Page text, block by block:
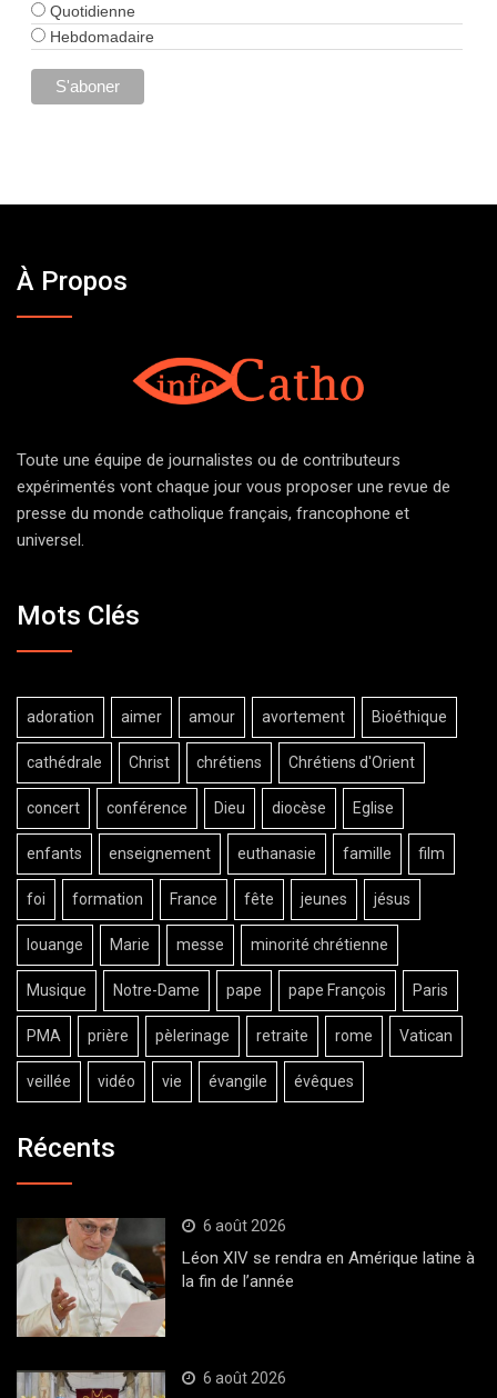
Quotidienne
Hebdomadaire
À Propos
Toute une équipe de journalistes ou de contributeurs
expérimentés vont chaque jour vous proposer une revue de
presse du monde catholique français, francophone et
universel.
Mots Clés
adoration aimer amour avortement Bioéthique
cathédrale Christ chrétiens Chrétiens d'Orient
concert conférence Dieu diocèse Eglise
enfants enseignement euthanasie famille film
foi formation France fête jeunes jésus
louange Marie messe minorité chrétienne
Musique Notre-Dame pape pape François Paris
PMA prière pèlerinage retraite rome Vatican
veillée vidéo vie évangile évêques
Récents
6 août 2026
Léon XIV se rendra en Amérique latine à
la fin de l’année
6 août 2026